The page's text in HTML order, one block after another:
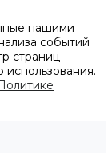
нашими
событий
страниц
использования.